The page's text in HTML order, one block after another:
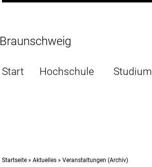
Braunschweig
Start Hochschule Studium
Startseite Aktuelles Veranstaltungen (Archiv)